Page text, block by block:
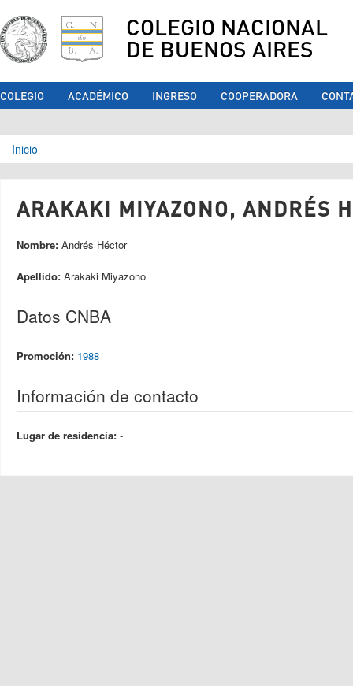
COLEGIO NACIONAL
DE BUENOS AIRES
COLEGIO ACADÉMICO INGRESO COOPERADORA
Se encuentra usted aquí
Inicio
ARAKAKI MIYAZONO, ANDRÉS
Nombre: Andrés Héctor
Apellido: Arakaki Miyazono
Datos CNBA
Promoción: 1988
Información de contacto
Lugar de residencia: -